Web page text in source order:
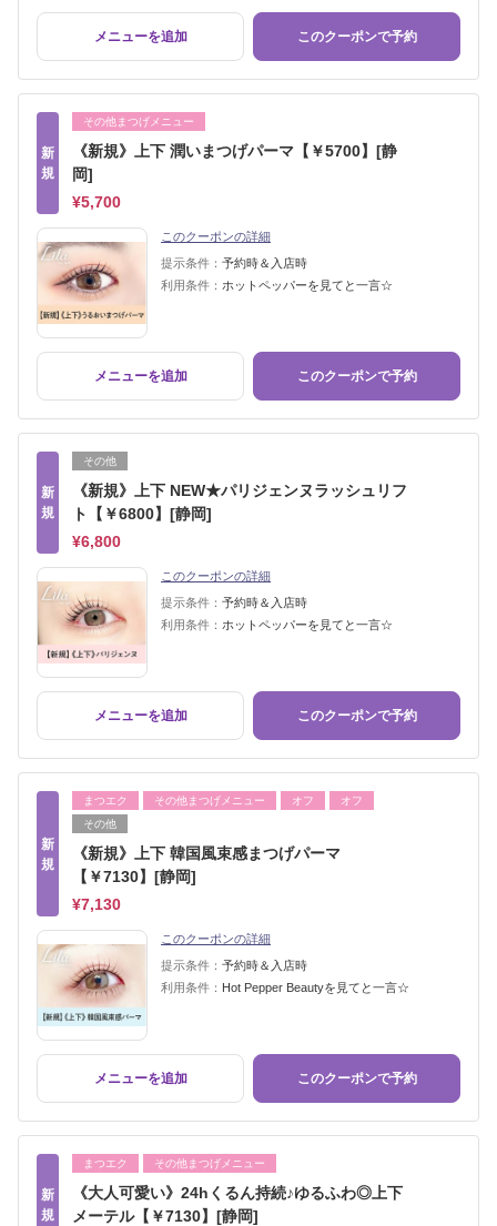
メニューを追加 このクーポンで予約
新
規
その他まつげメニュー
《新規》上下 潤いまつげパーマ【￥5700】[静
岡]
¥5,700
このクーポンの詳細
提示条件： 予約時＆入店時
利用条件： ホットペッパーを見てと一言☆
メニューを追加 このクーポンで予約
新
規
その他
《新規》上下 NEW★パリジェンヌラッシュリフ
ト【￥6800】[静岡]
¥6,800
このクーポンの詳細
提示条件： 予約時＆入店時
利用条件： ホットペッパーを見てと一言☆
メニューを追加 このクーポンで予約
新
規
まつエク その他まつげメニュー オフ
オフ
その他
《新規》上下 韓国風束感まつげパーマ
【￥7130】[静岡]
¥7,130
このクーポンの詳細
提示条件： 予約時＆入店時
利用条件： Hot Pepper Beautyを見てと一言☆
メニューを追加 このクーポンで予約
新
規
まつエク その他まつげメニュー
《大人可愛い》24hくるん持続♪ゆるふわ◎上下
メーテル【￥7130】[静岡]